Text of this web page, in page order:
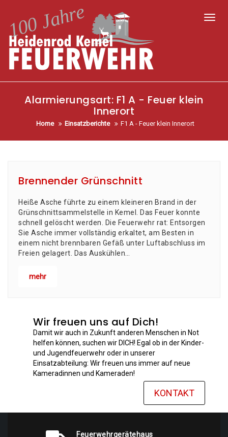
Alarmierungsart: F1 A - Feuer klein
Innerort
Home Einsatzberichte F1 A - Feuer klein Innerort
Brennender Grünschnitt
Hei­ße Asche führ­te zu einem klei­ne­ren Brand in der
Grün­schnitt­sam­mel­stel­le in Kemel. Das Feu­er konn­te
schnell gelöscht werden. Die Feu­er­wehr rat: Ent­sor­gen
Sie Asche immer voll­stän­dig erkal­tet, am Bes­ten in
einem nicht brenn­ba­ren Gefäß unter Luft­ab­schluss im
Frei­en gelagert. Das Aus­küh­len…
mehr
Wir freuen uns auf Dich!
Damit wir auch in Zukunft anderen Menschen in Not
helfen können, suchen wir DICH! Egal ob in der Kinder-
und Jugendfeuerwehr oder in unserer
Einsatzabteilung: Wir freuen uns immer auf neue
Kameradinnen und Kameraden!
KONTAKT
Feuerwehrgerätehaus